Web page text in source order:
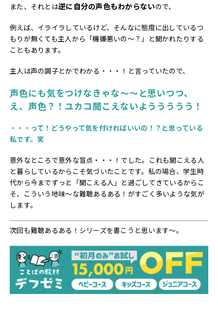
また、それとは逆に自分の声色もわからないので、
例えば、イライラしているけど、そんなに態度に出しているつ
もりが無くても主人から「機嫌悪いの～？」と聞かれたりする
こともあります。
主人は声の調子とかでわかる・・・！と言っていたので、
声色にも気をつけなきゃな～～と思いつつ、
え、声色？！ユカコ聞こえないよううううう！
・・・って！どうやって気を付ければいいの！？と思っている
私です。笑
意外なところで意外な盲点・・・！でした。これも聞こえる人
と暮らしているからこそ気づいたことです。私の場合、学生時
代から今までずっと「聞こえる人」と過ごしてきているからこ
そ、こういう地味～な難聴あるある！がすごく多いような気が
します。
次回も難聴あるある！シリーズを書こうと思います～。